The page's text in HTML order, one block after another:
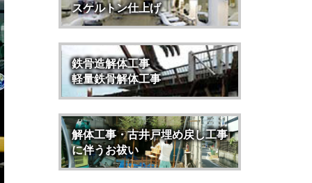
スケルトン仕上げ
鉄骨造解体工事
軽量鉄骨解体工事
解体工事・古井戸埋め戻し工事
に伴うお祓い